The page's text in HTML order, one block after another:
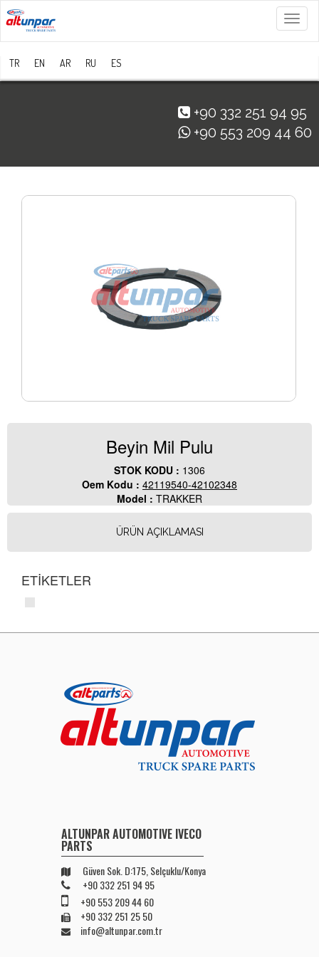
Menü
TR EN AR RU ES
+90 332 251 94 95
+90 553 209 44 60
Beyin Mil Pulu
STOK KODU : 1306
Oem Kodu : 42119540-42102348
Model : TRAKKER
ÜRÜN AÇIKLAMASI
ETİKETLER
ALTUNPAR AUTOMOTIVE IVECO
PARTS
Güven Sok. D:175, Selçuklu/Konya
+90 332 251 94 95
+90 553 209 44 60
+90 332 251 25 50
info@altunpar.com.tr